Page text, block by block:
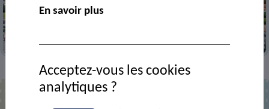
> Contact >Edrelec
En savoir plus
Acceptez-vous les cookies
analytiques ?